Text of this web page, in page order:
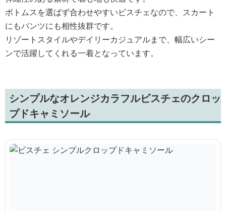
ボトムスを選ばず合わせやすいビスチェなので、スカート
にもパンツにも相性抜群です。
リゾートスタイルやデイリーカジュアルまで、幅広いシー
ンで活躍してくれる一着となっています。
シンプルなオレンジカラフルビスチェのクロッ
プドキャミソール